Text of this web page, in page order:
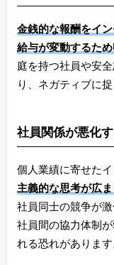
金銭的な報酬をイ
給与が変動するた
庭を持つ社員や安
り、ネガティブに
社員関係が悪化
個人業績に寄せた
主義的な思考が広
社員同士の競争が
社員間の協力体制
れる恐れがあります